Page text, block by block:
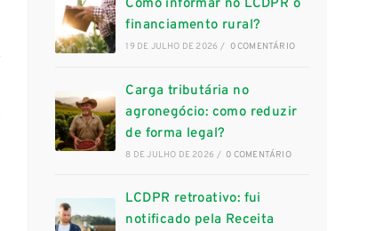
Como informar no LCDPR o
financiamento rural?
19 DE JULHO DE 2026 / 0 COMENTÁRIO
Carga tributária no
agronegócio: como reduzir
de forma legal?
8 DE JULHO DE 2026 / 0 COMENTÁRIO
LCDPR retroativo: fui
notificado pela Receita